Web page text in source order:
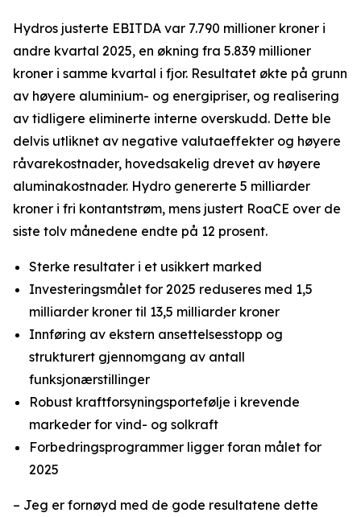
Hydros justerte EBITDA var 7.790 millioner kroner i
andre kvartal 2025, en økning fra 5.839 millioner
kroner i samme kvartal i fjor. Resultatet økte på grunn
av høyere aluminium- og energipriser, og realisering
av tidligere eliminerte interne overskudd. Dette ble
delvis utliknet av negative valutaeffekter og høyere
råvarekostnader, hovedsakelig drevet av høyere
aluminakostnader. Hydro genererte 5 milliarder
kroner i fri kontantstrøm, mens justert RoaCE over de
siste tolv månedene endte på 12 prosent.
Sterke resultater i et usikkert marked
Investeringsmålet for 2025 reduseres med 1,5
milliarder kroner til 13,5 milliarder kroner
Innføring av ekstern ansettelsesstopp og
strukturert gjennomgang av antall
funksjonærstillinger
Robust kraftforsyningsportefølje i krevende
markeder for vind- og solkraft
Forbedringsprogrammer ligger foran målet for
2025
– Jeg er fornøyd med de gode resultatene dette